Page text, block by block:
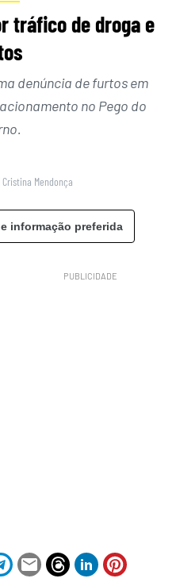
tráfico de droga e
denúncia de furtos em
no Pego do
Cristina Mendonça
informação preferida